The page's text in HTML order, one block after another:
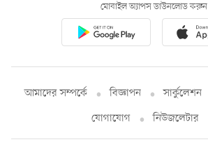
মোবাইল অ্যাপস ডাউনলোড করুন
আমাদের সম্পর্কে বিজ্ঞাপন সার্কুলেশন
যোগাযোগ
নিউজলেটার